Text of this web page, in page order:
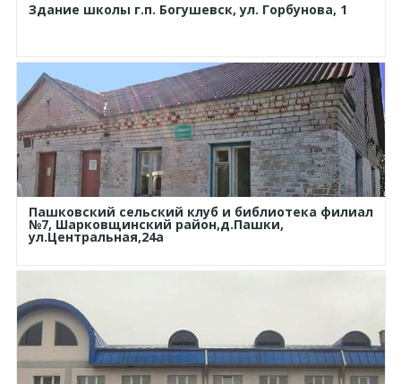
Здание школы г.п. Богушевск, ул. Горбунова, 1
Пашковский сельский клуб и библиотека филиал
№7, Шарковщинский район,д.Пашки,
ул.Центральная,24а